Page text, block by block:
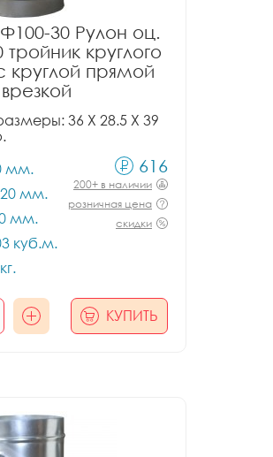
30 Рулон оц.
круглого
круглой прямой
врезкой
36 X 28.5 X 39
мм.
мм.
мм.
куб.м.
616
200+ в наличии
розничная цена
скидки
КУПИТЬ